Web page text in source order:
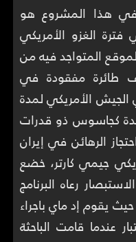
هذا المشروع هو
الغزو الأمريكي
المتواجد فيه من
طائرة مفقودة في
الأمريكي لمدة
كجاسوس ذو قدرات
الرهائن في إيران
جيمي كارتر، خضع
رعاه البرنامج
يقوم إد ماي باجراء
عندما قامت الباحثة